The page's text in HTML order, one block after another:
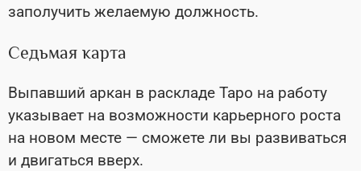
заполучить желаемую должность.
Седьмая карта
Выпавший аркан в раскладе Таро на работу
указывает на возможности карьерного роста
на новом месте — сможете ли вы развиваться
и двигаться вверх.